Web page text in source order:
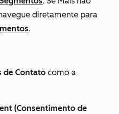
diretamente para
.
de Contato como a
(Consentimento de